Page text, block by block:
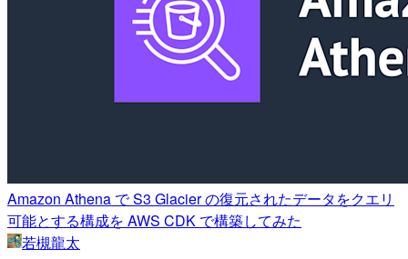
Amazon Athena で S3 Glacier の復元されたデータをクエリ
可能とする構成を AWS CDK で構築してみた
若槻龍太